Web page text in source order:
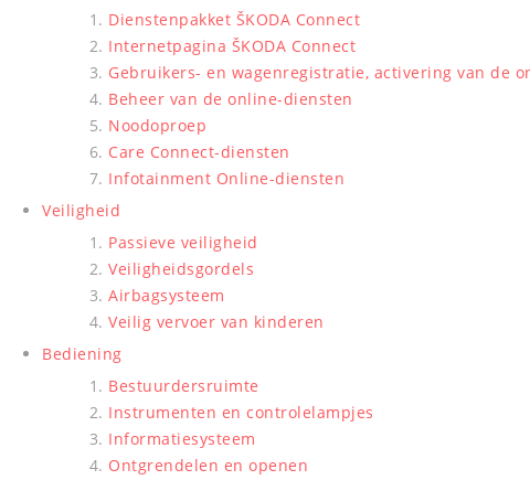
Dienstenpakket ŠKODA Connect
Internetpagina ŠKODA Connect
Gebruikers- en wagenregistratie, activering van de
Beheer van de online-diensten
Noodoproep
Care Connect-diensten
Infotainment Online-diensten
Veiligheid
Passieve veiligheid
Veiligheidsgordels
Airbagsysteem
Veilig vervoer van kinderen
Bediening
Bestuurdersruimte
Instrumenten en controlelampjes
Informatiesysteem
Ontgrendelen en openen